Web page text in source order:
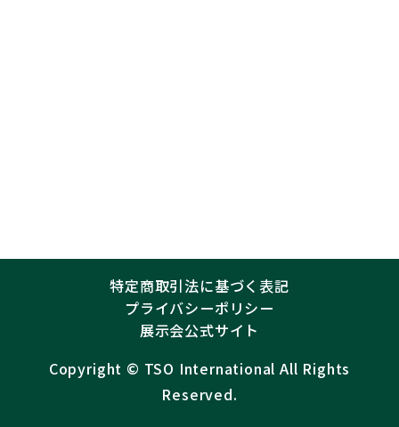
特定商取引法に基づく表記
プライバシーポリシー
展示会公式サイト
Copyright ©︎ TSO International All Rights
Reserved.